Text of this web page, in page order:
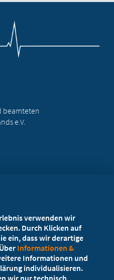
beamteten
e.V.
verwenden wir
Durch Klicken auf
ein, dass wir derartige
Informationen &
Informationen und
individualisieren.
wir nur technisch